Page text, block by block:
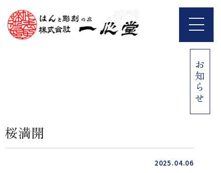
お知らせ
桜満開
2025.04.06